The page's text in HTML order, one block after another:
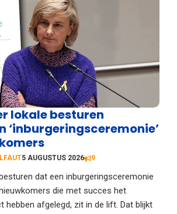
lokale besturen
‘inburgeringsceremonie’
5 AUGUSTUS 2026 9
dat een inburgeringsceremonie
die met succes het
hebben afgelegd, zit in de lift. Dat blijkt